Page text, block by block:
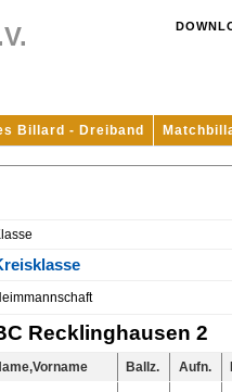
Billard - Dreiband
Recklinghausen 2
Ballz. Aufn.